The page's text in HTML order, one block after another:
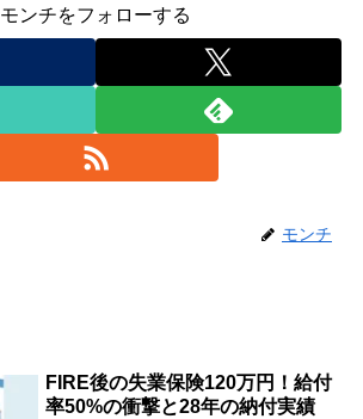
モンチをフォローする
モンチ
FIRE後の失業保険120万円！給付
率50%の衝撃と28年の納付実績